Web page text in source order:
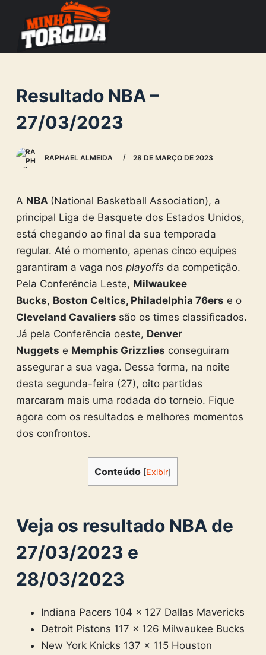
o
n
Resultado NBA –
27/03/2023
RAPHAEL ALMEIDA 28 DE MARÇO DE 2023
A NBA (National Basketball Association), a
principal Liga de Basquete dos Estados Unidos,
está chegando ao final da sua temporada
regular. Até o momento, apenas cinco equipes
garantiram a vaga nos playoffsda competição.
Pela Conferência Leste, Milwaukee
Bucks, Boston Celtics, Philadelphia 76ers e o
Cleveland Cavaliers são os times classificados.
Já pela Conferência oeste, Denver
Nuggets e Memphis Grizzlies conseguiram
assegurar a sua vaga. Dessa forma, na noite
desta segunda-feira (27), oito partidas
marcaram mais uma rodada do torneio. Fique
agora com os resultados e melhores momentos
dos confrontos.
Conteúdo [Exibir]
Veja os resultado NBA de
27/03/2023 e
28/03/2023
Indiana Pacers 104 × 127 Dallas Mavericks
Detroit Pistons 117 × 126 Milwaukee Bucks
New York Knicks 137 × 115 Houston